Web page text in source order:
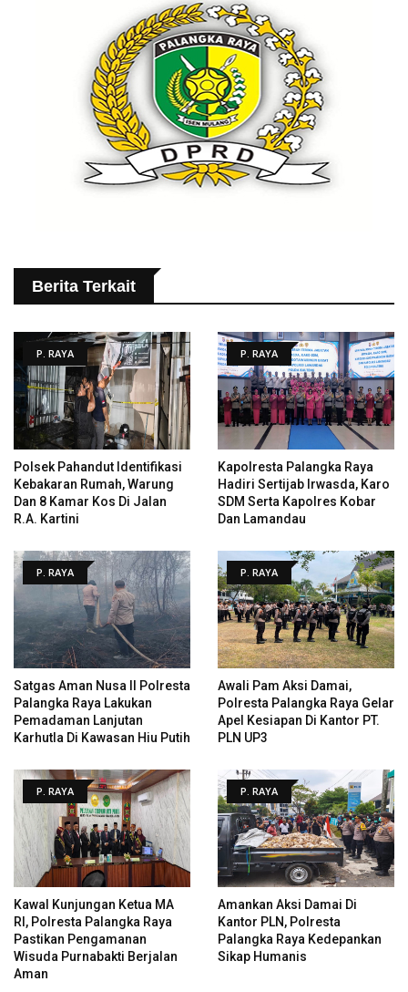
Berita Terkait
P. RAYA
Polsek Pahandut Identifikasi
Kebakaran Rumah, Warung
Dan 8 Kamar Kos Di Jalan
R.A. Kartini
P. RAYA
Kapolresta Palangka Raya
Hadiri Sertijab Irwasda, Karo
SDM Serta Kapolres Kobar
Dan Lamandau
P. RAYA
Satgas Aman Nusa II Polresta
Palangka Raya Lakukan
Pemadaman Lanjutan
Karhutla Di Kawasan Hiu Putih
P. RAYA
Awali Pam Aksi Damai,
Polresta Palangka Raya Gelar
Apel Kesiapan Di Kantor PT.
PLN UP3
P. RAYA
Kawal Kunjungan Ketua MA
RI, Polresta Palangka Raya
Pastikan Pengamanan
Wisuda Purnabakti Berjalan
Aman
P. RAYA
Amankan Aksi Damai Di
Kantor PLN, Polresta
Palangka Raya Kedepankan
Sikap Humanis